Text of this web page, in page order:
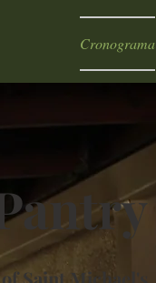
Cronograma
Saint Michael's